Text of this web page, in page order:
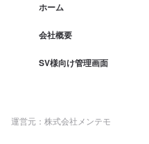
ホーム
会社概要
SV様向け管理画面
運営元：株式会社メンテモ